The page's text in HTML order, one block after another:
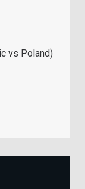
vs Poland)